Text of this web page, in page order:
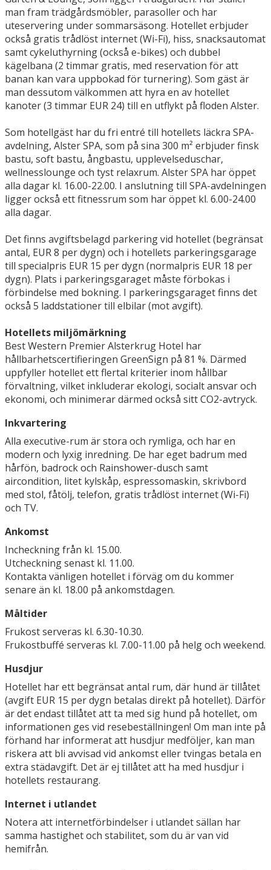
man fram trädgårdsmöbler, parasoller och har
uteservering under sommarsäsong. Hotellet erbjuder
också gratis trådlöst internet (Wi-Fi), hiss, snacksautomat
samt cykeluthyrning (också e-bikes) och dubbel
kägelbana (2 timmar gratis, med reservation för att
banan kan vara uppbokad för turnering). Som gäst är
man dessutom välkommen att hyra en av hotellet
kanoter (3 timmar EUR 24) till en utflykt på floden Alster.
Som hotellgäst har du fri entré till hotellets läckra SPA-
avdelning, Alster SPA, som på sina 300 m² erbjuder finsk
bastu, soft bastu, ångbastu, upplevelseduschar,
wellnesslounge och tyst relaxrum. Alster SPA har öppet
alla dagar kl. 16.00-22.00. I anslutning till SPA-avdelningen
ligger också ett fitnessrum som har öppet kl. 6.00-24.00
alla dagar.
Det finns avgiftsbelagd parkering vid hotellet (begränsat
antal, EUR 8 per dygn) och i hotellets parkeringsgarage
till specialpris EUR 15 per dygn (normalpris EUR 18 per
dygn). Plats i parkeringsgaraget måste förbokas i
förbindelse med bokning. I parkeringsgaraget finns det
också 5 laddstationer till elbilar (mot avgift).
Hotellets miljömärkning
Best Western Premier Alsterkrug Hotel har
hållbarhetscertifieringen GreenSign på 81 %. Därmed
uppfyller hotellet ett flertal kriterier inom hållbar
förvaltning, vilket inkluderar ekologi, socialt ansvar och
ekonomi, och minimerar därmed också sitt CO2-avtryck.
Inkvartering
Alla executive-rum är stora och rymliga, och har en
modern och lyxig inredning. De har eget badrum med
hårfön, badrock och Rainshower-dusch samt
aircondition, litet kylskåp, espressomaskin, skrivbord
med stol, fåtölj, telefon, gratis trådlöst internet (Wi-Fi)
och TV.
Ankomst
Incheckning från kl. 15.00.
Utcheckning senast kl. 11.00.
Kontakta vänligen hotellet i förväg om du kommer
senare än kl. 18.00 på ankomstdagen.
Måltider
Frukost serveras kl. 6.30-10.30.
Frukostbuffé serveras kl. 7.00-11.00 på helg och weekend.
Husdjur
Hotellet har ett begränsat antal rum, där hund är tillåtet
(avgift EUR 15 per dygn betalas direkt på hotellet). Därför
är det endast tillåtet att ta med sig hund på hotellet, om
informationen ges vid resebeställningen! Om man inte på
förhand har informerat att husdjur medföljer, kan man
riskera att bli avvisad vid ankomst eller tvingas betala en
extra städavgift. Det är ej tillåtet att ha med husdjur i
hotellets restaurang.
Internet i utlandet
Notera att internetförbindelser i utlandet sällan har
samma hastighet och stabilitet, som du är van vid
hemifrån.